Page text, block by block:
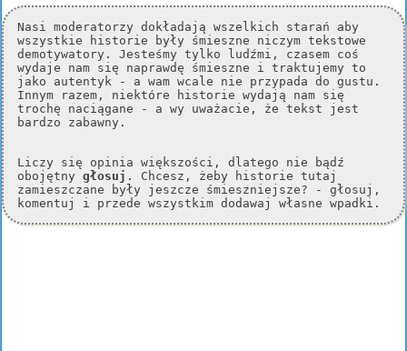
Nasi moderatorzy dokładają wszelkich starań aby
wszystkie historie były śmieszne niczym tekstowe
demotywatory. Jesteśmy tylko ludźmi, czasem coś
wydaje nam się naprawdę śmieszne i traktujemy to
jako autentyk - a wam wcale nie przypada do gustu.
Innym razem, niektóre historie wydają nam się
trochę naciągane - a wy uważacie, że tekst jest
bardzo zabawny.
Liczy się opinia większości, dlatego nie bądź
obojętny głosuj . Chcesz, żeby historie tutaj
zamieszczane były jeszcze śmieszniejsze? - głosuj,
komentuj i przede wszystkim dodawaj własne wpadki.